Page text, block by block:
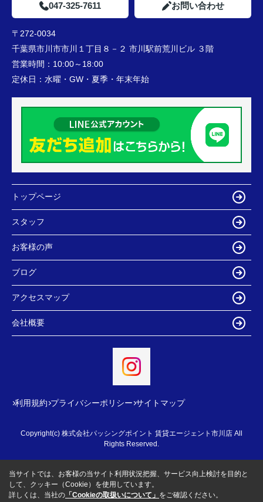
047-325-7611 お問い合わせ
〒272-0034
千葉県市川市市川１丁目８－２ 市川駅前荒川ビル ３階
営業時間： 10:00～18:00
定休日： 水曜・GW・夏季・年末年始
トップページ
スタッフ
お客様の声
ブログ
アクセスマップ
会社概要
利用規約 プライバシーポリシー サイトマップ
Copyright(c) 株式会社パッシングポイント 賃貸エージェント市川店 All
Rights Reserved.
当サイトでは、お客様の当サイト利用状況把握、サービス向上検討を目的と
して、クッキー（Cookie）を使用しています。
詳しくは、当社の 「Cookieの取扱いについて」 をご確認ください。